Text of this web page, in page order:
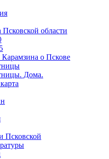
Псковской области
о Пскове
Дома.
Псковской